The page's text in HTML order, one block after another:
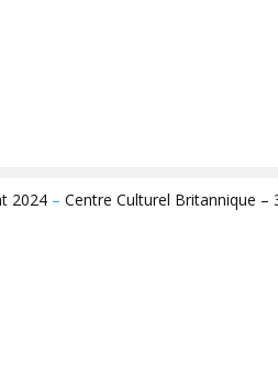
2024 – Centre Culturel Britannique –